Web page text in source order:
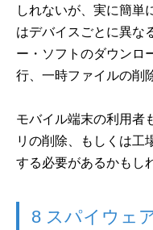
しれないが、実に簡単
はデバイスごとに異な
ー・ソフトのダウンロ
行、一時ファイルの削
モバイル端末の利用者
リの削除、もしくは工
する必要があるかもし
8 スパイウェ